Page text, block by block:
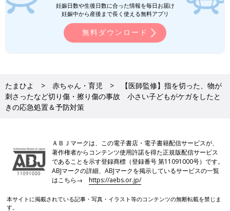
妊娠日数や生後日数に合った情報を毎日お届け
妊娠中から産後まで長く使える無料アプリ
無料ダウンロード
たまひよ 赤ちゃん・育児
【医師監修】指を切った、物が
刺さったなど切り傷・擦り傷の事故 小さい子どもがケガをしたと
きの応急処置＆予防対策
ＡＢＪマークは、この電子書店・電子書籍配信サービスが、
著作権者からコンテンツ使用許諾を得た正規版配信サービス
であることを示す登録商標（登録番号 第11091000号）です。
ABJマークの詳細、ABJマークを掲示しているサービスの一覧
はこちら→https://aebs.or.jp/
本サイトに掲載されている記事・写真・イラスト等のコンテンツの無断転載を禁じま
す。